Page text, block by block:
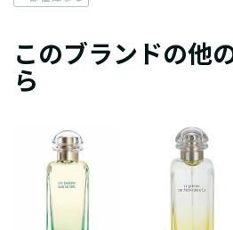
このブランドの他
ら